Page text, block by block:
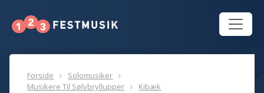
Forside
Solomusiker
Musikere Til Sølvbryllupper
Kibæk